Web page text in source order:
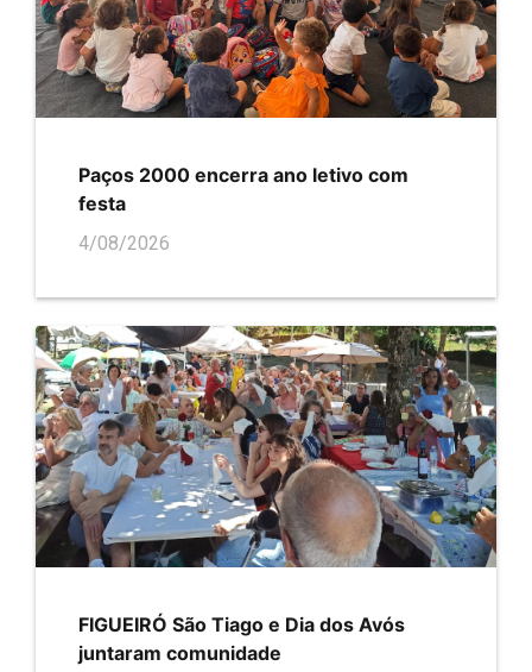
Paços 2000 encerra ano letivo com
festa
4/08/2026
FIGUEIRÓ São Tiago e Dia dos Avós
juntaram comunidade